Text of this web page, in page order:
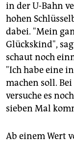
in der U-Bahn
hohen
dabei. "Mein
Glückskind",
schaut noch
"Ich habe eine
machen soll.
versuche es
sieben Mal
Ab einem Wert